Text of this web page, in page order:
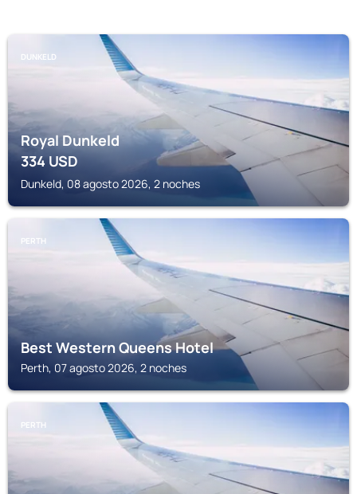
DUNKELD
Royal Dunkeld
334USD
Dunkeld, 08 agosto 2026, 2 noches
PERTH
Best Western Queens Hotel
Perth, 07 agosto 2026, 2 noches
PERTH